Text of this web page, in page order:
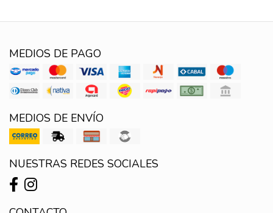
MEDIOS DE PAGO
MEDIOS DE ENVÍO
NUESTRAS REDES SOCIALES